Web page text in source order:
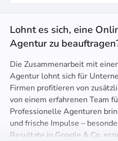
Lohnt es sich, eine
Agentur zu
Die Zusammenarbeit mit
Agentur lohnt sich für
Firmen profitieren von
von einem erfahrenen Team
Professionelle Agenturen
und frische Impulse –
Resultate in Google & Co.